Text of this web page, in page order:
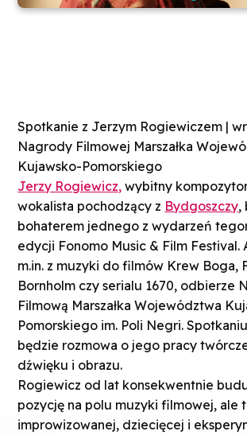
Spotkanie z Jerzym Rogiewiczem |
Nagrody Filmowej Marszałka
Kujawsko-Pomorskiego
Jerzy Rogiewicz, wybitny
wokalista pochodzący z Bydgoszczy,
bohaterem jednego z wydarzeń
edycji Fonomo Music & Film Festival.
m.in. z muzyki do filmów Krew Boga,
Bornholm czy serialu 1670, odbierze
Filmową Marszałka Województwa
Pomorskiego im. Poli Negri.
będzie rozmowa o jego pracy
dźwięku i obrazu.
Rogiewicz od lat konsekwentnie
pozycję na polu muzyki filmowej, ale
improwizowanej, dziecięcej i